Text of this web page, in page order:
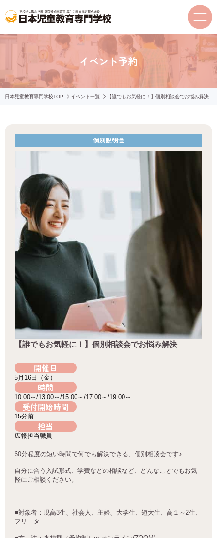
イベント予約
日本児童教育専門学校TOP イベント一覧 【誰でもお気軽に！】個別相談会でお悩み解決
個別説明会
【誰でもお気軽に！】個別相談会でお悩み解決
開催日
5月16日（金）
時間
10:00～/13:00～/15:00～/17:00～/19:00～
受付開始時間
15分前
担当
広報担当職員
60分程度の短い時間で何でも解決できる、個別相談会です♪
自分に合う入試形式、学費などの相談など、どんなことでもお気
軽にご相談ください。
■対象者：現高3生、社会人、主婦、大学生、短大生、高１～ 2生、
フリーター